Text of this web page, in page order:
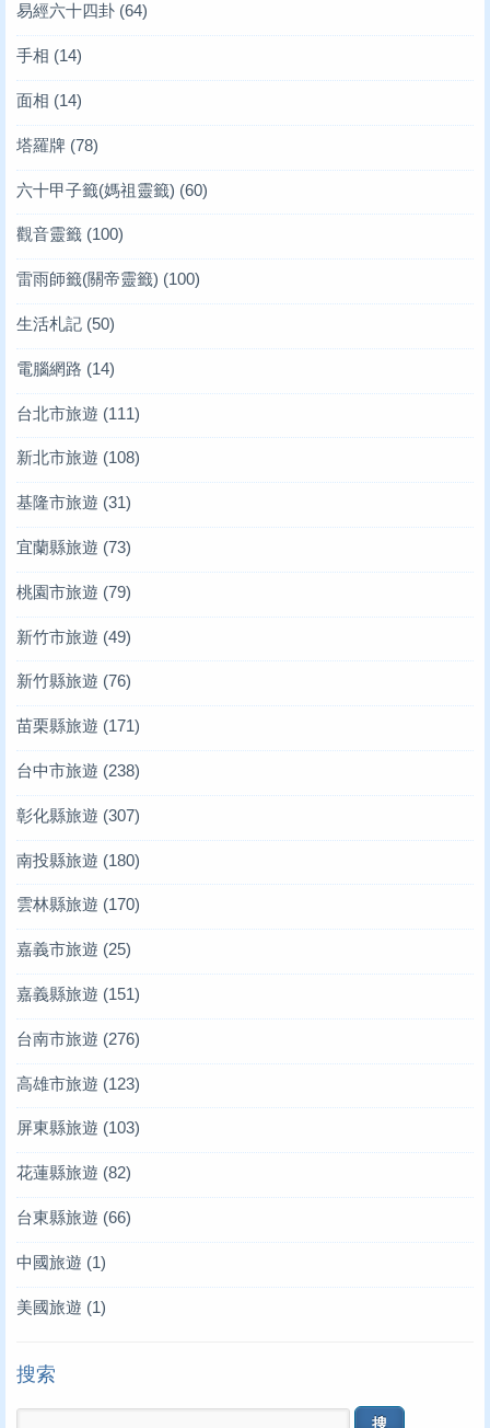
易經六十四卦 (64)
手相 (14)
面相 (14)
塔羅牌 (78)
六十甲子籤(媽祖靈籤) (60)
觀音靈籤 (100)
雷雨師籤(關帝靈籤) (100)
生活札記 (50)
電腦網路 (14)
台北市旅遊 (111)
新北市旅遊 (108)
基隆市旅遊 (31)
宜蘭縣旅遊 (73)
桃園市旅遊 (79)
新竹市旅遊 (49)
新竹縣旅遊 (76)
苗栗縣旅遊 (171)
台中市旅遊 (238)
彰化縣旅遊 (307)
南投縣旅遊 (180)
雲林縣旅遊 (170)
嘉義市旅遊 (25)
嘉義縣旅遊 (151)
台南市旅遊 (276)
高雄市旅遊 (123)
屏東縣旅遊 (103)
花蓮縣旅遊 (82)
台東縣旅遊 (66)
中國旅遊 (1)
美國旅遊 (1)
搜索